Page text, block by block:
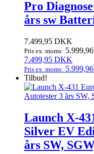
Pro
års sw
7.499,95 DKK
Pris ex. moms: 5.999,96
7.499,95 DKK
Pris ex. moms: 5.999,96
Tilbud!
Launch
Silver EV
års SW,